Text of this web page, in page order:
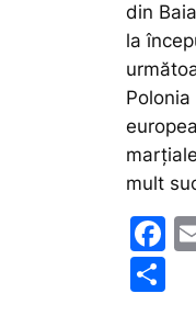
din
la
mult
F